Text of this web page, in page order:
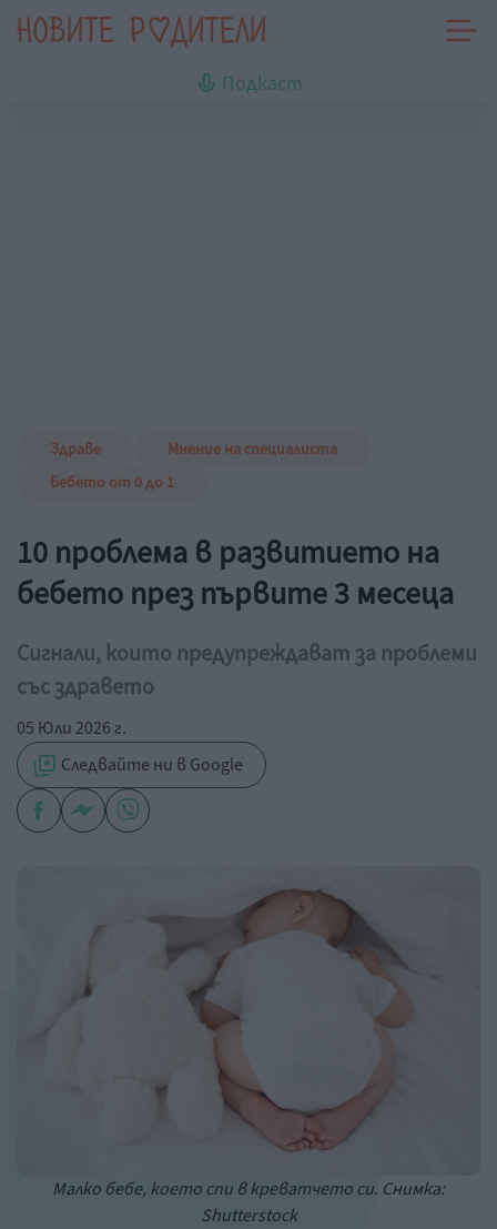
Подкаст
Здраве
Мнение на специалиста
Бебето от 0 до 1
10 проблема в развитието на
бебето през първите 3 месеца
Сигнали, които предупреждават за проблеми
със здравето
05 Юли 2026 г.
Следвайте ни в Google
Малко бебе, което спи в креватчето си. Снимка:
Shutterstock